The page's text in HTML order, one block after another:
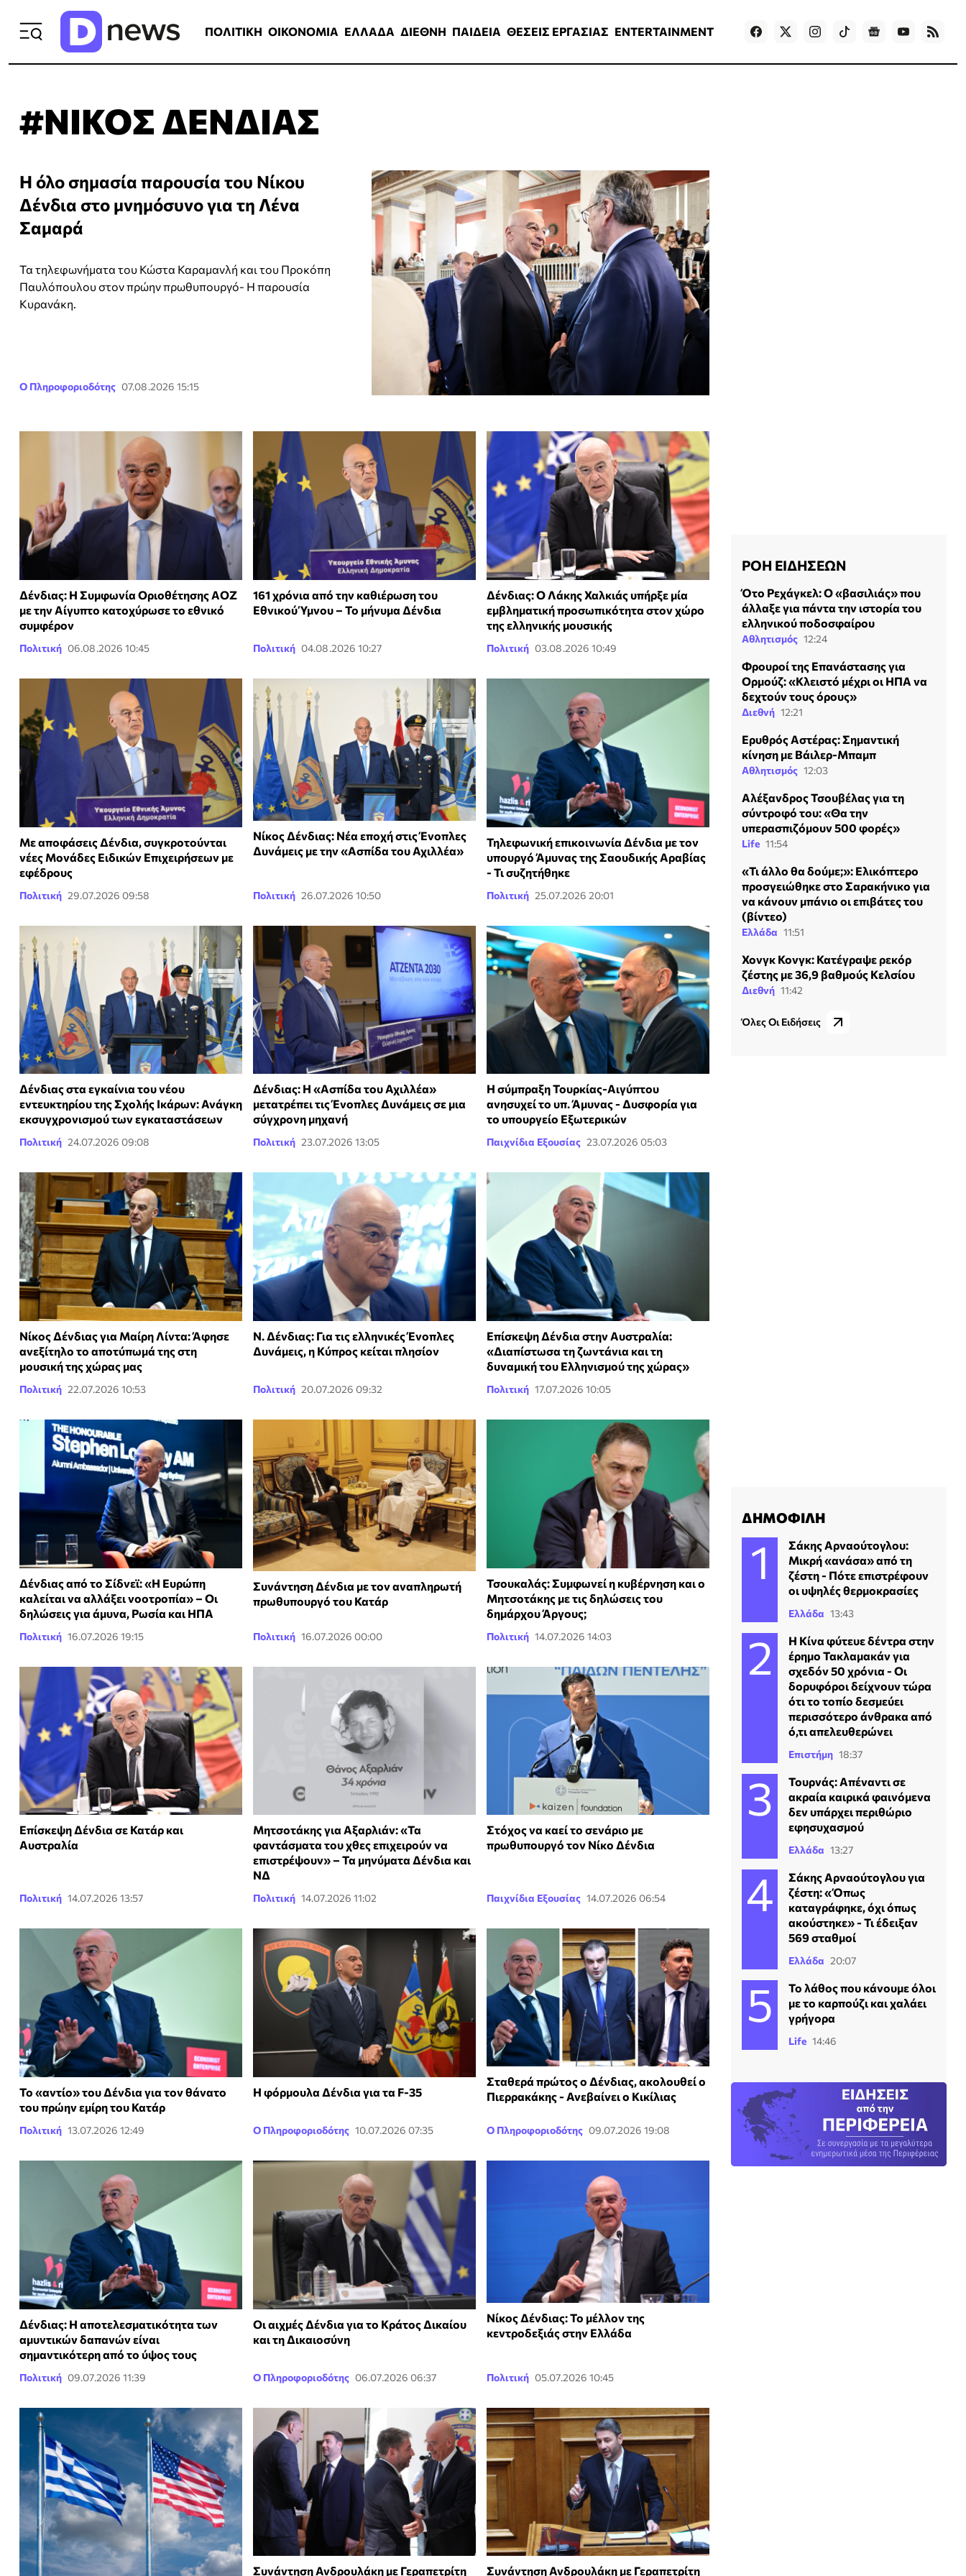
ΠΟΛΙΤΙΚΗ ΟΙΚΟΝΟΜΙΑ ΕΛΛΑΔΑ ΔΙΕΘΝΗ ΠΑΙΔΕΙΑ ΘΕΣΕΙΣ ΕΡΓΑΣΙΑΣ ENTERTAINMENT Games
#ΝΙΚΟΣ ΔΕΝΔΙΑΣ
Η όλο σημασία παρουσία του Νίκου
Δένδια στο μνημόσυνο για τη Λένα
Σαμαρά
Τα τηλεφωνήματα του Κώστα Καραμανλή και του Προκόπη
Παυλόπουλου στον πρώην πρωθυπουργό- Η παρουσία
Κυρανάκη.
Ο Πληροφοριοδότης 07.08.2026 15:15
Δένδιας: Η Συμφωνία Οριοθέτησης ΑΟΖ
με την Αίγυπτο κατοχύρωσε το εθνικό
συμφέρον
Πολιτική 06.08.2026 10:45
161 χρόνια από την καθιέρωση του
Εθνικού Ύμνου – Το μήνυμα Δένδια
Πολιτική 04.08.2026 10:27
Δένδιας: Ο Λάκης Χαλκιάς υπήρξε μία
εμβληματική προσωπικότητα στον χώρο
της ελληνικής μουσικής
Πολιτική 03.08.2026 10:49
Με αποφάσεις Δένδια, συγκροτούνται
νέες Μονάδες Ειδικών Επιχειρήσεων με
εφέδρους
Πολιτική 29.07.2026 09:58
Νίκος Δένδιας: Νέα εποχή στις Ένοπλες
Δυνάμεις με την «Ασπίδα του Αχιλλέα»
Πολιτική 26.07.2026 10:50
Τηλεφωνική επικοινωνία Δένδια με τον
υπουργό Άμυνας της Σαουδικής Αραβίας
- Τι συζητήθηκε
Πολιτική 25.07.2026 20:01
Δένδιας στα εγκαίνια του νέου
εντευκτηρίου της Σχολής Ικάρων: Ανάγκη
εκσυγχρονισμού των εγκαταστάσεων
Πολιτική 24.07.2026 09:08
Δένδιας: Η «Ασπίδα του Αχιλλέα»
μετατρέπει τις Ένοπλες Δυνάμεις σε μια
σύγχρονη μηχανή
Πολιτική 23.07.2026 13:05
Η σύμπραξη Τουρκίας-Αιγύπτου
ανησυχεί το υπ. Άμυνας - Δυσφορία για
το υπουργείο Εξωτερικών
Παιχνίδια Εξουσίας 23.07.2026 05:03
Νίκος Δένδιας για Μαίρη Λίντα: Άφησε
ανεξίτηλο το αποτύπωμά της στη
μουσική της χώρας μας
Πολιτική 22.07.2026 10:53
Ν. Δένδιας: Για τις ελληνικές Ένοπλες
Δυνάμεις, η Κύπρος κείται πλησίον
Πολιτική 20.07.2026 09:32
Επίσκεψη Δένδια στην Αυστραλία:
«Διαπίστωσα τη ζωντάνια και τη
δυναμική του Ελληνισμού της χώρας»
Πολιτική 17.07.2026 10:05
Δένδιας από το Σίδνεϊ: «Η Ευρώπη
καλείται να αλλάξει νοοτροπία» – Οι
δηλώσεις για άμυνα, Ρωσία και ΗΠΑ
Πολιτική 16.07.2026 19:15
Συνάντηση Δένδια με τον αναπληρωτή
πρωθυπουργό του Κατάρ
Πολιτική 16.07.2026 00:00
Τσουκαλάς: Συμφωνεί η κυβέρνηση και ο
Μητσοτάκης με τις δηλώσεις του
δημάρχου Άργους;
Πολιτική 14.07.2026 14:03
Επίσκεψη Δένδια σε Κατάρ και
Αυστραλία
Πολιτική 14.07.2026 13:57
Μητσοτάκης για Αξαρλιάν: «Τα
φαντάσματα του χθες επιχειρούν να
επιστρέψουν» – Τα μηνύματα Δένδια και
ΝΔ
Πολιτική 14.07.2026 11:02
Στόχος να καεί το σενάριο με
πρωθυπουργό τον Νίκο Δένδια
Παιχνίδια Εξουσίας 14.07.2026 06:54
Το «αντίο» του Δένδια για τον θάνατο
του πρώην εμίρη του Κατάρ
Πολιτική 13.07.2026 12:49
Η φόρμουλα Δένδια για τα F-35
Ο Πληροφοριοδότης 10.07.2026 07:35
Σταθερά πρώτος ο Δένδιας, ακολουθεί ο
Πιερρακάκης - Ανεβαίνει ο Κικίλιας
Ο Πληροφοριοδότης 09.07.2026 19:08
Δένδιας: Η αποτελεσματικότητα των
αμυντικών δαπανών είναι
σημαντικότερη από το ύψος τους
Πολιτική 09.07.2026 11:39
Οι αιχμές Δένδια για το Κράτος Δικαίου
και τη Δικαιοσύνη
Ο Πληροφοριοδότης 06.07.2026 06:37
Νίκος Δένδιας: Το μέλλον της
κεντροδεξιάς στην Ελλάδα
Πολιτική 05.07.2026 10:45
Συνάντηση Ανδρουλάκη με Γεραπετρίτη Συνάντηση Ανδρουλάκη με Γεραπετρίτη
ΡΟΗ ΕΙΔΗΣΕΩΝ
Ότο Ρεχάγκελ: Ο «βασιλιάς» που
άλλαξε για πάντα την ιστορία του
ελληνικού ποδοσφαίρου
Αθλητισμός 12:24
Φρουροί της Επανάστασης για
Ορμούζ: «Κλειστό μέχρι οι ΗΠΑ να
δεχτούν τους όρους»
Διεθνή 12:21
Ερυθρός Αστέρας: Σημαντική
κίνηση με Βάιλερ-Μπαμπ
Αθλητισμός 12:03
Αλέξανδρος Τσουβέλας για τη
σύντροφό του: «Θα την
υπερασπιζόμουν 500 φορές»
Life 11:54
«Τι άλλο θα δούμε;»: Ελικόπτερο
προσγειώθηκε στο Σαρακήνικο για
να κάνουν μπάνιο οι επιβάτες του
(βίντεο)
Ελλάδα 11:51
Χονγκ Κονγκ: Κατέγραψε ρεκόρ
ζέστης με 36,9 βαθμούς Κελσίου
Διεθνή 11:42
Όλες Οι Ειδήσεις
ΔΗΜΟΦΙΛΗ
Σάκης Αρναούτογλου:
Μικρή «ανάσα» από τη
ζέστη - Πότε επιστρέφουν
οι υψηλές θερμοκρασίες
Ελλάδα 13:43
Η Κίνα φύτευε δέντρα στην
έρημο Τακλαμακάν για
σχεδόν 50 χρόνια - Οι
δορυφόροι δείχνουν τώρα
ότι το τοπίο δεσμεύει
περισσότερο άνθρακα από
ό,τι απελευθερώνει
Επιστήμη 18:37
Τουρνάς: Απέναντι σε
ακραία καιρικά φαινόμενα
δεν υπάρχει περιθώριο
εφησυχασμού
Ελλάδα 13:27
Σάκης Αρναούτογλου για
ζέστη: «Όπως
καταγράφηκε, όχι όπως
ακούστηκε» - Τι έδειξαν
569 σταθμοί
Ελλάδα 20:07
Το λάθος που κάνουμε όλοι
με το καρπούζι και χαλάει
γρήγορα
Life 14:46